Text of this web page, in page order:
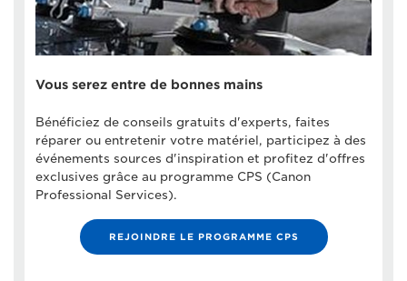
Vous serez entre de bonnes mains
Bénéficiez de conseils gratuits d'experts, faites
réparer ou entretenir votre matériel, participez à des
événements sources d'inspiration et profitez d'offres
exclusives grâce au programme CPS (Canon
Professional Services).
REJOINDRE LE PROGRAMME CPS